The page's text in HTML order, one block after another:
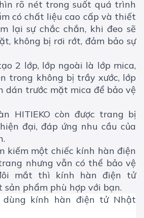
rõ nét trong suốt quá trình
có chất liệu cao cấp và thiết
lại sự chắc chắn, khi đeo sẽ
không bị rơi rớt, đảm bảo sự
2 lớp, lớp ngoài là lớp mica,
trong không bị trầy xước, lớp
dán trước mặt mica để bảo vệ
HITIEKO còn được trang bị
đại, đáp ứng nhu cầu của
kiếm một chiếc kính hàn điện
nhưng vẫn có thể bảo vệ
mắt thì kính hàn điện tử
sản phẩm phù hợp với bạn.
kính hàn điện tử Nhật